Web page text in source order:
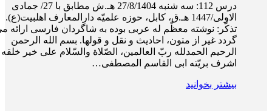
درس 112: سه‌ شنبه 27/8/1404 هـ.ش مطابق با 27/ جمادی
الاولی/1447 هـ.ق، کابل، حوزه علمیّه دارالمعارف اهلبیت(ع).
تذکّر: نوشته معظّم له عربی بوده به شاگردان فارسی ارائه
گردد غیر از متون، احادیث و نقل و قول­ها. بسم الله الرحمن
الرحیم الحمدلله ربّ العالمین، الصّلاة والسّلام علی خیر
اشرف بریّته ابی القاسم المصطفی…
بیشتر بخوانید